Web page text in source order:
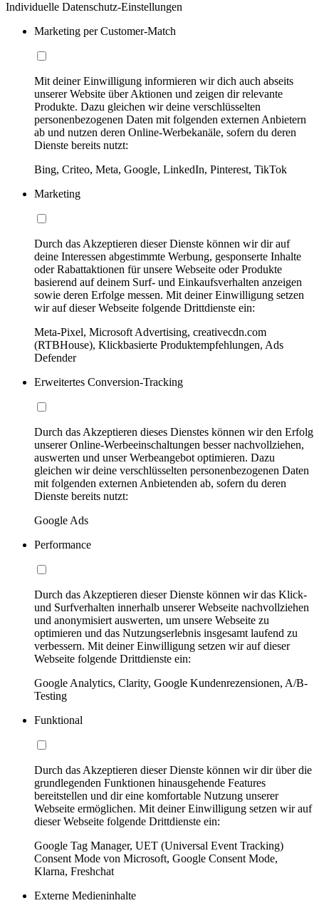
Individuelle Datenschutz-Einstellungen
Marketing per Customer-Match
Mit deiner Einwilligung informieren wir dich auch abseits
unserer Website über Aktionen und zeigen dir relevante
Produkte. Dazu gleichen wir deine verschlüsselten
personenbezogenen Daten mit folgenden externen Anbietern
ab und nutzen deren Online-Werbekanäle, sofern du deren
Dienste bereits nutzt:
Bing, Criteo, Meta, Google, LinkedIn, Pinterest, TikTok
Marketing
Durch das Akzeptieren dieser Dienste können wir dir auf
deine Interessen abgestimmte Werbung, gesponserte Inhalte
oder Rabattaktionen für unsere Webseite oder Produkte
basierend auf deinem Surf- und Einkaufsverhalten anzeigen
sowie deren Erfolge messen. Mit deiner Einwilligung setzen
wir auf dieser Webseite folgende Drittdienste ein:
Meta-Pixel, Microsoft Advertising, creativecdn.com
(RTBHouse), Klickbasierte Produktempfehlungen, Ads
Defender
Erweitertes Conversion-Tracking
Durch das Akzeptieren dieses Dienstes können wir den Erfolg
unserer Online-Werbeeinschaltungen besser nachvollziehen,
auswerten und unser Werbeangebot optimieren. Dazu
gleichen wir deine verschlüsselten personenbezogenen Daten
mit folgenden externen Anbietenden ab, sofern du deren
Dienste bereits nutzt:
Google Ads
Performance
Durch das Akzeptieren dieser Dienste können wir das Klick-
und Surfverhalten innerhalb unserer Webseite nachvollziehen
und anonymisiert auswerten, um unsere Webseite zu
optimieren und das Nutzungserlebnis insgesamt laufend zu
verbessern. Mit deiner Einwilligung setzen wir auf dieser
Webseite folgende Drittdienste ein:
Google Analytics, Clarity, Google Kundenrezensionen, A/B-
Testing
Funktional
Durch das Akzeptieren dieser Dienste können wir dir über die
grundlegenden Funktionen hinausgehende Features
bereitstellen und dir eine komfortable Nutzung unserer
Webseite ermöglichen. Mit deiner Einwilligung setzen wir auf
dieser Webseite folgende Drittdienste ein:
Google Tag Manager, UET (Universal Event Tracking)
Consent Mode von Microsoft, Google Consent Mode,
Klarna, Freshchat
Externe Medieninhalte